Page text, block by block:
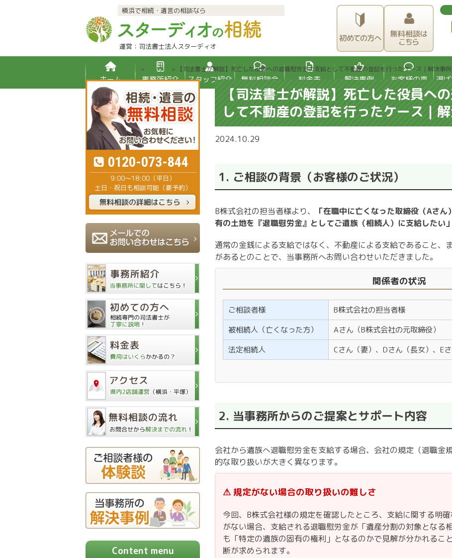
横浜で相続・遺言の相談なら
運営：司法書士法人スターディオ
ホーム 事務所紹介 スタッフ紹介 無料相談会 料金表 解決事例 お客様の声 選
スターディオの相続 > 解決事例 > 【司法書士が解説】死亡した役員への退職慰労金の支給として不動産の登記を行ったケース｜解決事例
0120-073-844
9:00～18:00（平日）
土日・祝日も相談可能（要予約）
Content menu
【司法書士が解説】死亡した役員へ
して不動産の登記を行ったケース｜
2024.10.29
1. ご相談の背景（お客様のご状況）
B株式会社の担当者様より、
「在職中に亡くなった取締役（Aさ
有の土地を『退職慰労金』としてご遺族（相続人）に支給したい」
通常の金銭による支給ではなく、不動産による支給であること、
があるとのことで、当事務所へお問い合わせいただきました。
関係者の状況
ご相談者様
B株式会社の担当者様
被相続人（亡くなった方）
Aさん（B株式会社の元取締役）
法定相続人
Cさん（妻）、Dさん（長女）、Eさ
2. 当事務所からのご提案とサポート内容
会社から遺族へ退職慰労金を支給する場合、会社の規定（退職金
的な取り扱いが大きく異なります。
⚠ 規定がない場合の取り扱いの難しさ
今回、B株式会社様の規定を確認したところ、支給に関する明
がない場合、支給される退職慰労金が「遺産分割の対象となる
も「特定の遺族の固有の権利」となるのかで見解が分かれるこ
断が求められます。